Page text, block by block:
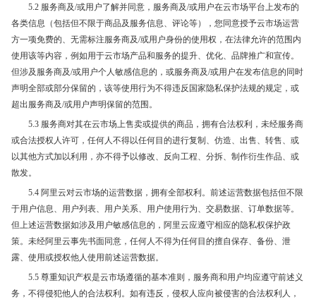
5.2 服务商及/或用户了解并同意，服务商及/或用户在云市场平台上发布的
各类信息（包括但不限于商品及服务信息、评论等），您同意授予云市场运营
方一项免费的、无需标注服务商及/或用户身份的使用权，在法律允许的范围内
使用该等内容，例如用于云市场产品和服务的提升、优化、品牌推广和宣传。
但涉及服务商及/或用户个人敏感信息的，或服务商及/或用户在发布信息的同时
声明全部或部分保留的，该等使用行为不得违反国家隐私保护法规的规定，或
超出服务商及/或用户声明保留的范围。
5.3 服务商对其在云市场上售卖或提供的商品，拥有合法权利，未经服务商
或合法授权人许可，任何人不得以任何目的进行复制、仿造、出售、转售、或
以其他方式加以利用，亦不得予以修改、反向工程、分拆、制作衍生作品、或
散发。
5.4 阿里云对云市场的运营数据，拥有全部权利。前述运营数据包括但不限
于用户信息、用户列表、用户关系、用户使用行为、交易数据、订单数据等。
但上述运营数据如涉及用户敏感信息的，阿里云应遵守相应的隐私权保护政
策。未经阿里云事先书面同意，任何人不得为任何目的擅自保存、备份、泄
露、使用或授权他人使用前述运营数据。
5.5 尊重知识产权是云市场遵循的基本准则，服务商和用户均应遵守前述义
务，不得侵犯他人的合法权利。如有违反，侵权人应向被侵害的合法权利人，